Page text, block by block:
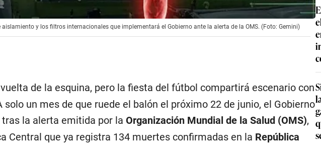
y los filtros internacionales que implementará el Gobierno ante la alerta de la OMS. (Foto: Gemini)
de la esquina, pero la fiesta del fútbol compartirá escenario con
un mes de que ruede el balón el próximo 22 de junio, el Gobierno
tras la alerta emitida por laOrganización Mundial de la Salud (OMS),
Central que ya registra 134 muertes confirmadas en la República